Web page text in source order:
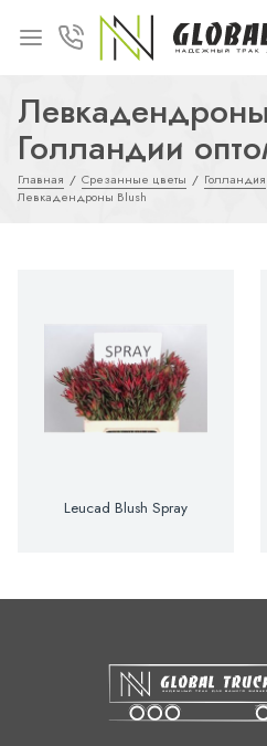
Голландии
Главная Срезанные цветы Голландия
Левкадендроны Blush
Leucad Blush Spray